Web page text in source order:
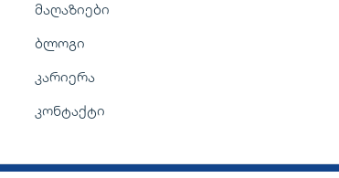
მაღაზიები
ბლოგი
კარიერა
კონტაქტი